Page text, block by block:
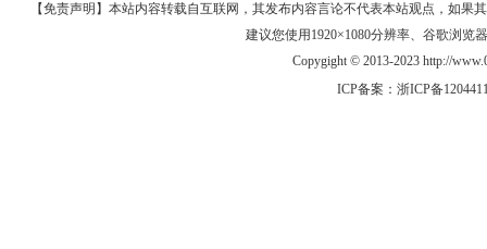
【免责声明】本站内容转载自互联网，其发布内容言论不代表本站观点，如果
建议您使用1920×1080分辨率、谷歌浏览
Copygight © 2013-2023 http://
ICP备案： 浙ICP备